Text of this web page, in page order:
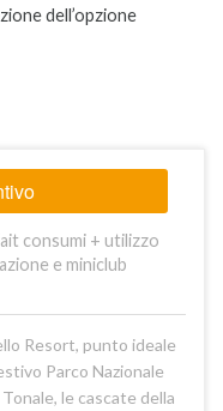
dell’opzione
consumi + utilizzo
e miniclub
Resort, punto ideale
Parco Nazionale
le cascate della